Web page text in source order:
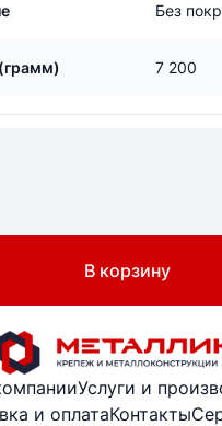
Без
7 200
В корзину
Услуги и
и оплатаКонтакты